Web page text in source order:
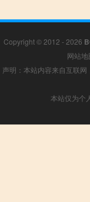
Copyright © 2012 - 2026
网站地
声明：本站内容来自互联
本站仅为个